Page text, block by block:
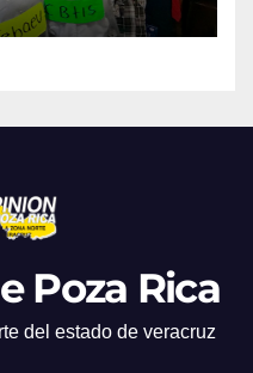
Poza Rica
del estado de veracruz